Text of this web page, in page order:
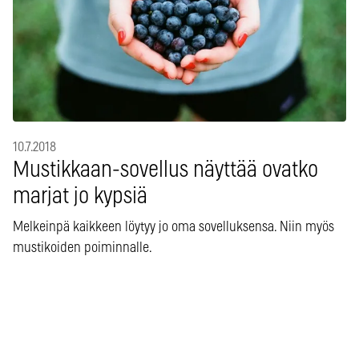
10.7.2018
Mustikkaan-sovellus näyttää ovatko
marjat jo kypsiä
Melkeinpä kaikkeen löytyy jo oma sovelluksensa. Niin myös
mustikoiden poiminnalle.